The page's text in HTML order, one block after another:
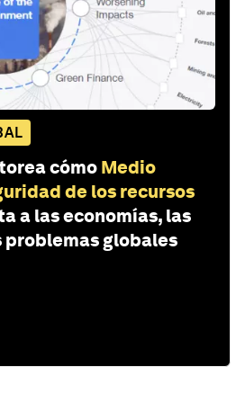
cómo Medio
de los recursos
a las economías, las
problemas globales